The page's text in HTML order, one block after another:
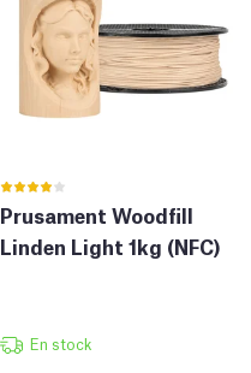
Prusament Woodfill
Linden Light 1kg (NFC)
En stock